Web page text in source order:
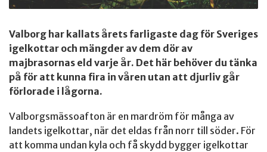
Valborg har kallats årets farligaste dag för Sveriges
igelkottar och mängder av dem dör av
majbrasornas eld varje år. Det här behöver du tänka
på för att kunna fira in våren utan att djurliv går
förlorade i lågorna.
Valborgsmässoafton är en mardröm för många av
landets igelkottar, när det eldas från norr till söder. För
att komma undan kyla och få skydd bygger igelkottar